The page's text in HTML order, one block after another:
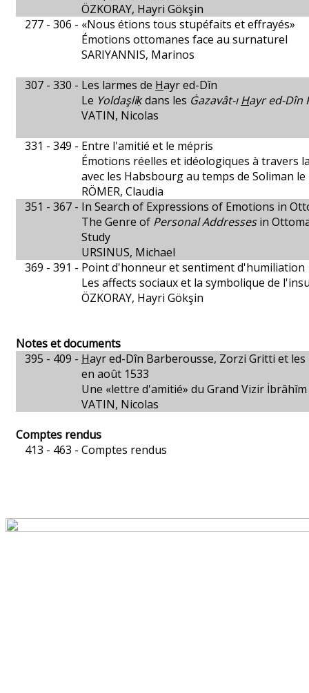
ÖZKORAY, Hayri Gökşin
277 - 306 - «Nous étions tous stupéfaits et effrayés»
Émotions ottomanes face au surnaturel
SARIYANNIS, Marinos
307 - 330 - Les larmes de Hayr ed-Dîn
Le Yoldaşliḳdans les Ġazavât-ıHayr ed-Dîn
VATIN, Nicolas
331 - 349 - Entre l'amitié et le mépris
Émotions réelles et idéologiques à travers
avec les Habsbourg au temps de Soliman
RÖMER, Claudia
351 - 367 - In Search of Expressions of Emotions in
The Genre of Personal Addressesin
Study
URSINUS, Michael
369 - 391 - Point d'honneur et sentiment d'humiliation
Les affects sociaux et la symbolique de
ÖZKORAY, Hayri Gökşin
Notes et documents
395 - 409 - Hayr ed-Dîn Barberousse, Zorzi Gritti et
en août 1533
Une «lettre d'amitié» du Grand Vizir İbrâhîm
VATIN, Nicolas
Comptes rendus
413 - 463 - Comptes rendus